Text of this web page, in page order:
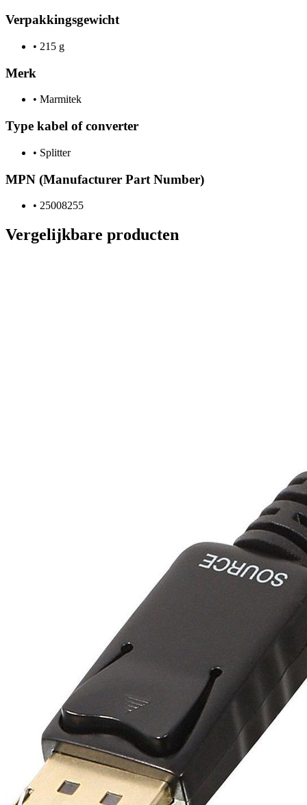
Verpakkingsgewicht
• 215 g
Merk
• Marmitek
Type kabel of converter
• Splitter
MPN (Manufacturer Part Number)
• 25008255
Vergelijkbare producten